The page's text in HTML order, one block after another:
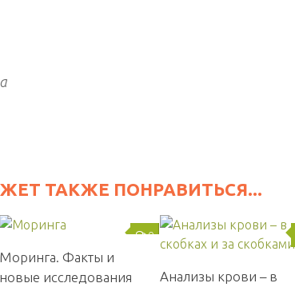
ТАКЖЕ ПОНРАВИТЬСЯ...
0
Моринга. Факты и
новые исследования
Анализы крови – в